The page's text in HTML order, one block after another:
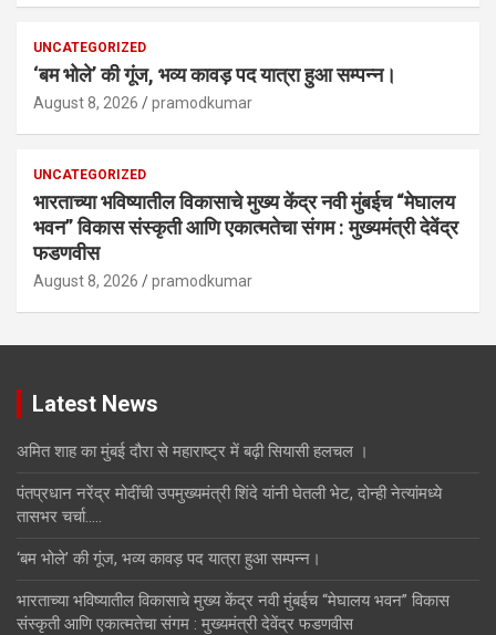
UNCATEGORIZED
‘बम भोले’ की गूंज, भव्य कावड़ पद यात्रा हुआ सम्पन्न।
August 8, 2026 pramodkumar
UNCATEGORIZED
भारताच्या भविष्यातील विकासाचे मुख्य केंद्र नवी मुंबईच “मेघालय
भवन” विकास संस्कृती आणि एकात्मतेचा संगम : मुख्यमंत्री देवेंद्र
फडणवीस
August 8, 2026 pramodkumar
Latest News
अमित शाह का मुंबई दौरा से महाराष्ट्र में बढ़ी सियासी हलचल ।
पंतप्रधान नरेंद्र मोदींची उपमुख्यमंत्री शिंदे यांनी घेतली भेट, दोन्ही नेत्यांमध्ये
तासभर चर्चा…..
‘बम भोले’ की गूंज, भव्य कावड़ पद यात्रा हुआ सम्पन्न।
भारताच्या भविष्यातील विकासाचे मुख्य केंद्र नवी मुंबईच “मेघालय भवन” विकास
संस्कृती आणि एकात्मतेचा संगम : मुख्यमंत्री देवेंद्र फडणवीस